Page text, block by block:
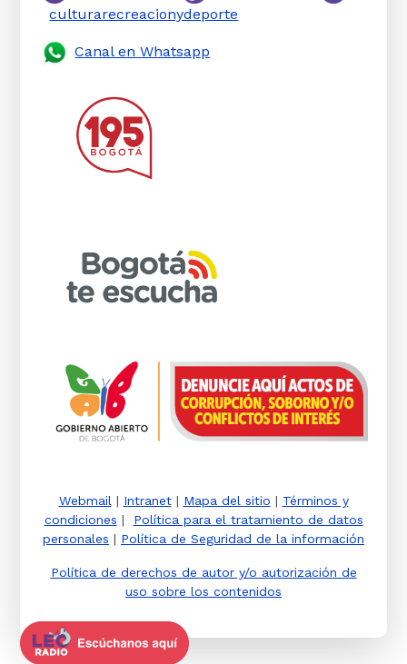
culturarecreacionydeporte
Canal en Whatsapp
Webmail | Intranet| Mapa del sitio | Términos y
condiciones | Política para el tratamiento de datos
personales | Política de Seguridad de la información
Política de derechos de autor y/o autorización de
uso sobre los contenidos